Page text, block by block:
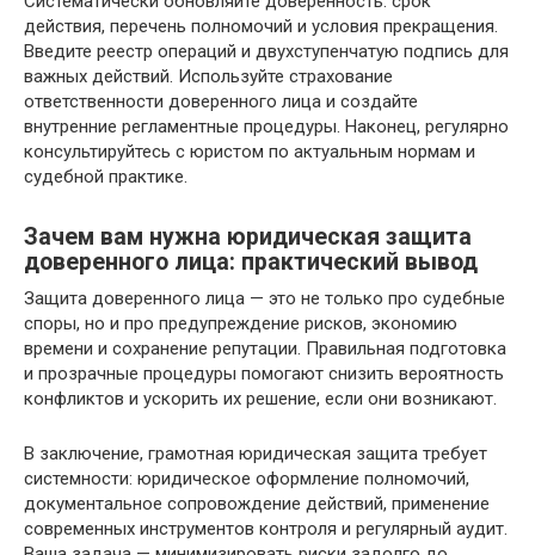
действия, перечень полномочий и условия прекращения.
Введите реестр операций и двухступенчатую подпись для
важных действий. Используйте страхование
ответственности доверенного лица и создайте
внутренние регламентные процедуры. Наконец, регулярно
консультируйтесь с юристом по актуальным нормам и
судебной практике.
Зачем вам нужна юридическая защита
доверенного лица: практический вывод
Защита доверенного лица — это не только про судебные
споры, но и про предупреждение рисков, экономию
времени и сохранение репутации. Правильная подготовка
и прозрачные процедуры помогают снизить вероятность
конфликтов и ускорить их решение, если они возникают.
В заключение, грамотная юридическая защита требует
системности: юридическое оформление полномочий,
документальное сопровождение действий, применение
современных инструментов контроля и регулярный аудит.